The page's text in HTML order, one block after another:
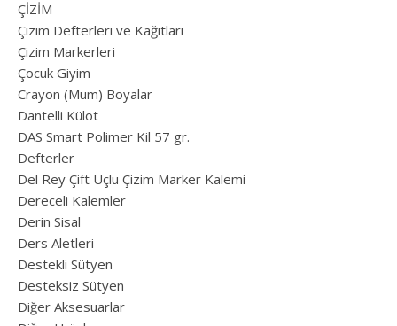
ÇİZİM
Çizim Defterleri ve Kağıtları
Çizim Markerleri
Çocuk Giyim
Crayon (Mum) Boyalar
Dantelli Külot
DAS Smart Polimer Kil 57 gr.
Defterler
Del Rey Çift Uçlu Çizim Marker Kalemi
Dereceli Kalemler
Derin Sisal
Ders Aletleri
Destekli Sütyen
Desteksiz Sütyen
Diğer Aksesuarlar